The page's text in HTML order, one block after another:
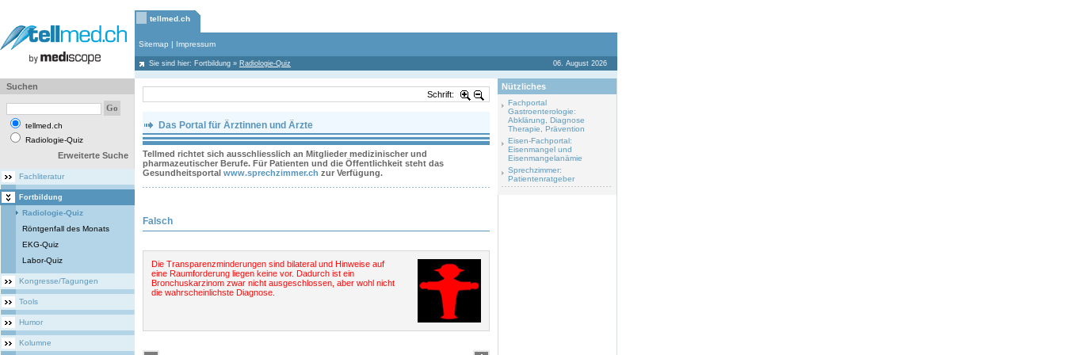
tellmed.ch
Sitemap | Impressum
Sie sind hier: Fortbildung » Radiologie-Quiz 06. August 2026
Suchen
tellmed.ch
Radiologie-Quiz
Erweiterte Suche
Fachliteratur
Fortbildung
Radiologie-Quiz
Röntgenfall des Monats
EKG-Quiz
Labor-Quiz
Kongresse/Tagungen
Tools
Humor
Kolumne
Schrift:
Das Portal für Ärztinnen und Ärzte
Tellmed richtet sich ausschliesslich an Mitglieder medizinischer und
pharmazeutischer Berufe. Für Patienten und die Öffentlichkeit steht das
Gesundheitsportal www.sprechzimmer.ch zur Verfügung.
Falsch
Die Transparenzminderungen sind bilateral und Hinweise auf
eine Raumforderung liegen keine vor. Dadurch ist ein
Bronchuskarzinom zwar nicht ausgeschlossen, aber wohl nicht
die wahrscheinlichste Diagnose.
Nützliches
Fachportal
Gastroenterologie:
Abklärung, Diagnose
Therapie, Prävention
Eisen-Fachportal:
Eisenmangel und
Eisenmangelanämie
Sprechzimmer:
Patientenratgeber